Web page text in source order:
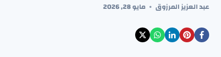
عبد العزيز المرزوق مايو 28, 2026